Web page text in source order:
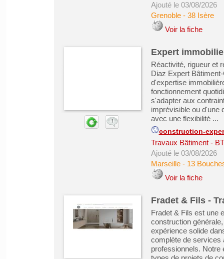
Ajouté le 03/08/2026
Grenoble- 38 Isère
Voir la fiche
Expert
Réactivité, rigueur et
Diaz Expert
d'expertise
fonctionnement
s'adapter aux
imprévisible ou d'une
avec une flexibilité ...
construction-
Travaux Bâtiment -
Ajouté le 03/08/2026
Marseille- 13
Voir la fiche
Fradet & Fils -
Fradet & Fils est une
construction
expérience solide
complète de services
professionnels. Notre